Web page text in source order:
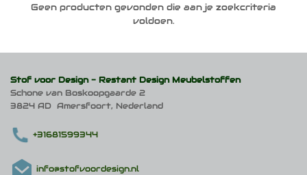
Geen producten gevonden die aan je zoekcriteria
voldoen.
Stof voor Design - Restant Design Meubelstoffen
Schone van Boskoopgaarde 2
3824 AD Amersfoort, Nederland
+31681599344
info@stofvoordesign.nl